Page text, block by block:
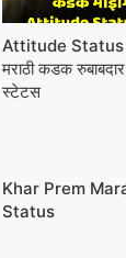
Attitude Status
मराठी कडक
स्टेटस
Khar Prem
Status